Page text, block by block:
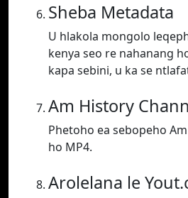
Sheba Metadata
U hlakola mongolo
kenya seo re nahanang
kapa sebini, u ka se
Am History
Phetoho ea sebopeho
ho MP4.
Arolelana le